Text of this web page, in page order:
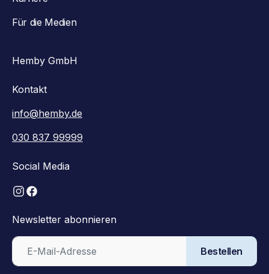
Für die Medien
Hemby GmbH
Kontakt
info@hemby.de
030 837 99999
Social Media
Newsletter abonnieren
Bestellen